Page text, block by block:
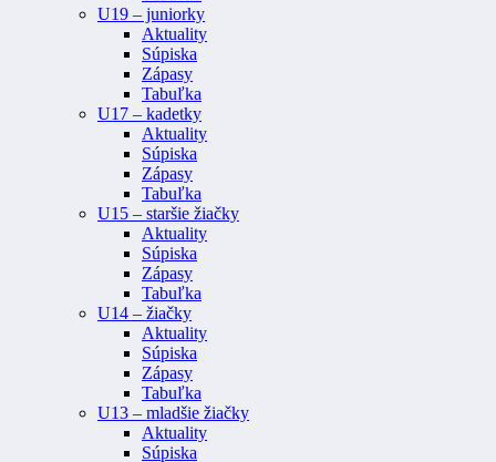
U19 – juniorky
Aktuality
Súpiska
Zápasy
Tabuľka
U17 – kadetky
Aktuality
Súpiska
Zápasy
Tabuľka
U15 – staršie žiačky
Aktuality
Súpiska
Zápasy
Tabuľka
U14 – žiačky
Aktuality
Súpiska
Zápasy
Tabuľka
U13 – mladšie žiačky
Aktuality
Súpiska